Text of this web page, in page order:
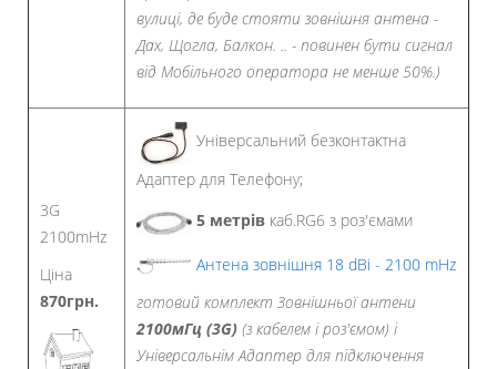
вулиці, де буде стояти зовнішня антена -
Дах, Щогла, Балкон. .. - повинен бути сигнал
від Мобільного оператора не менше 50%.)
3G
2100mHz
Ціна
870грн.
Універсальний безконтактна
Адаптер для Телефону;
5 метрів каб.RG6 з роз'ємами
Антена зовнішня 18 dBi - 2100 mHz
готовий комплект Зовнішньої антени
2100мГц (3G) (з кабелем і роз'ємом) і
Універсальнім Адаптер для підключення